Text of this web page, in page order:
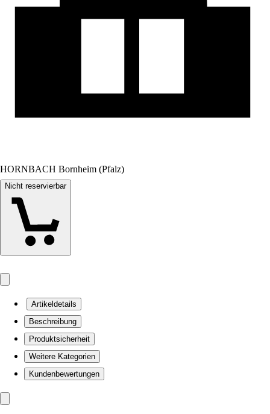
HORNBACH Bornheim (Pfalz)
Nicht reservierbar
Artikeldetails
Beschreibung
Produktsicherheit
Weitere Kategorien
Kundenbewertungen